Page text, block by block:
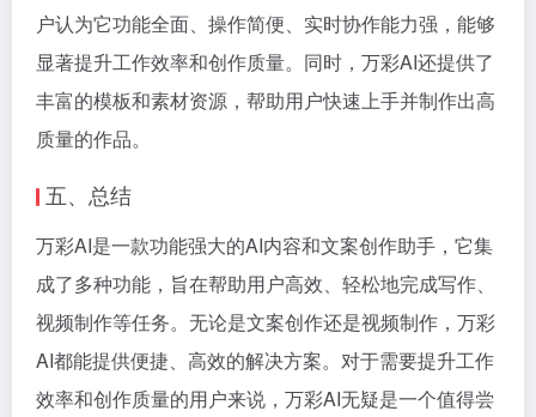
户认为它功能全面、操作简便、实时协作能力强，能够
显著提升工作效率和创作质量。同时，万彩AI还提供了
丰富的模板和素材资源，帮助用户快速上手并制作出高
质量的作品。
五、总结
万彩AI是一款功能强大的AI内容和文案创作助手，它集
成了多种功能，旨在帮助用户高效、轻松地完成写作、
视频制作等任务。无论是文案创作还是视频制作，万彩
AI都能提供便捷、高效的解决方案。对于需要提升工作
效率和创作质量的用户来说，万彩AI无疑是一个值得尝